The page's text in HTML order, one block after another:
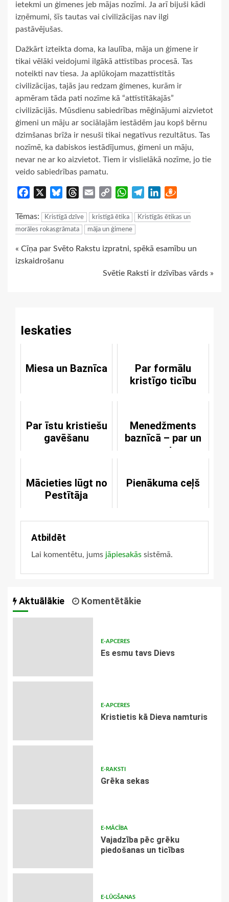
ietekmi un ģimenes jeb mājas nozīmi. Ja arī bijuši kādi
izņēmumi, šīs tautas vai civilizācijas nav ilgi
pastāvējušas.
Dažkārt izteikta doma, ka laulība, māja un ģimene ir
tikai vēlāki veidojumi ilgākā attīstības procesā. Tas
noteikti nav tiesa. Ja aplūkojam mazattīstītās
civilizācijas, tajās jau redzam ģimenes, kurām ir
apmēram tāda pati nozīme kā “attīstītākajās”
civilizācijās. Mūsdienu sabiedrības mēģinājumi aizvietot
ģimeni un māju ar sociālajām iestādēm jau kopš bērnu
dzimšanas brīža ir nesuši tikai negatīvus rezultātus. Tas
nozīmē, ka dabiskos iestādījumus, ģimeni un māju,
nevar ne ar ko aizvietot. Tiem ir vislielākā nozīme, jo tie
veido sabiedrības pamatu.
Facebook BlueskyThreads
Email
Copy
WhatsApp
TelegramLinkedIn
Tēmas: Kristīgā dzīve kristīgā ētika
Kristīgās ētikas un
morāles rokasgrāmata
māja un ģimene
Continue
« Cīņa par Svēto Rakstu izpratni, spēkā esamību un
izskaidrošanu
Svētie Raksti ir dzīvības vārds »
Ieskaties
Miesa un Baznīca
Par formālu
kristīgo ticību
Par īstu kristiešu
gavēšanu
Menedžments
baznīcā – par un
pret
Mācieties lūgt no
Pestītāja
Pienākuma ceļš
Atbildēt
Lai komentētu, jums jāpiesakās sistēmā.
Aktuālākie Komentētākie
E-APCERES
Es esmu tavs Dievs
E-APCERES
Kristietis kā Dieva namturis
E-RAKSTI
Grēka sekas
E-MĀCĪBA
Vajadzība pēc grēku
piedošanas un ticības
E-LŪGŠANAS